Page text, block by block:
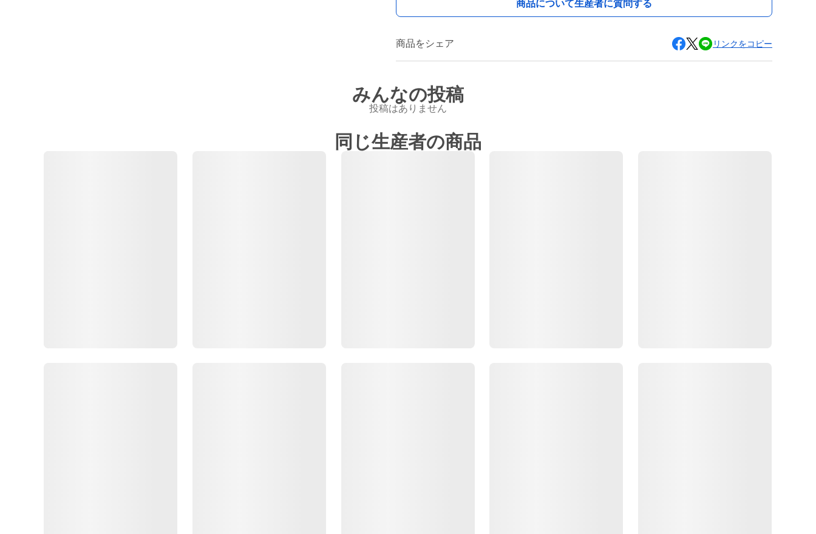
商品について生産者に質問する
商品をシェア リンクをコピー
みんなの投稿
投稿はありません
同じ生産者の商品